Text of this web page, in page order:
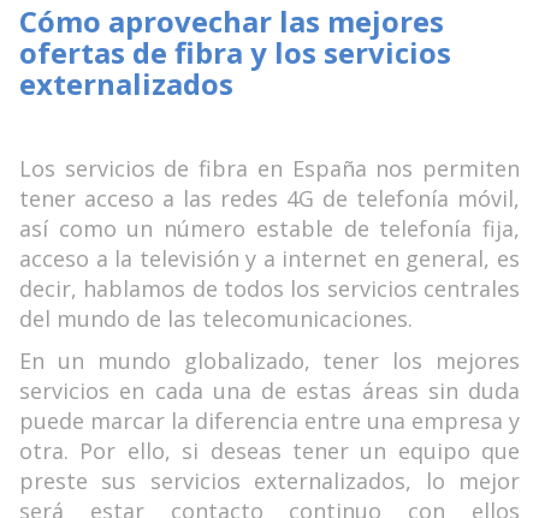
Cómo aprovechar las mejores
ofertas de fibra y los servicios
externalizados
Los servicios de fibra en España nos permiten
tener acceso a las redes 4G de telefonía móvil,
así como un número estable de telefonía fija,
acceso a la televisión y a internet en general, es
decir, hablamos de todos los servicios centrales
del mundo de las telecomunicaciones.
En un mundo globalizado, tener los mejores
servicios en cada una de estas áreas sin duda
puede marcar la diferencia entre una empresa y
otra. Por ello, si deseas tener un equipo que
preste sus servicios externalizados, lo mejor
será estar contacto continuo con ellos